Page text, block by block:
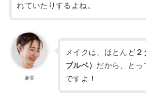
れていたりするよね。
麻美
メイクは、ほとんど ２
ブルベ） だから、とっ
ですよ！